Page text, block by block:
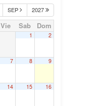
SEP 2027
Vie Sab Dom
1 2
7 8 9
14 15 16